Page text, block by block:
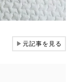
▶元記事を見る